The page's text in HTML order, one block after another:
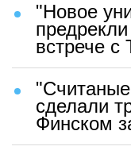
"Новое
встрече с
сделали
Финском